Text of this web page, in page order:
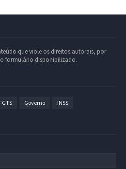
que viole os direitos autorais, por
formulário disponibilizado.
FGTS Governo INSS